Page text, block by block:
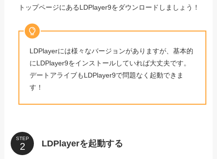
トップページにあるLDPlayer9をダウンロードしましょう！
LDPlayerには様々なバージョンがありますが、基本的
にLDPlayer9をインストールしていれば大丈夫です。
デートアライブもLDPlayer9で問題なく起動できま
す！
STEP
LDPlayerを起動する